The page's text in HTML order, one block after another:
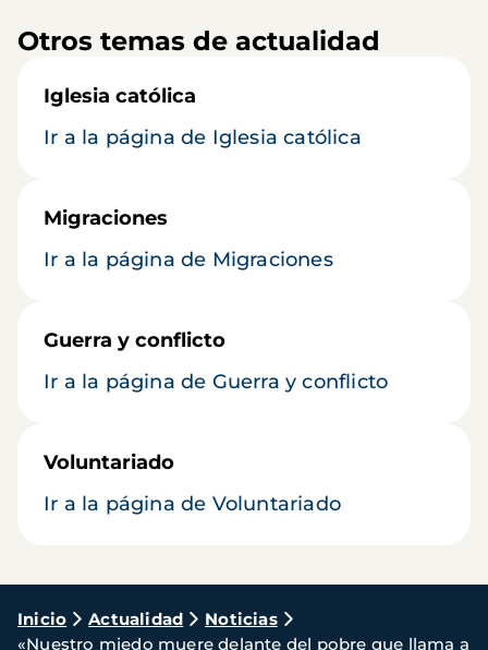
Otros temas de actualidad
Iglesia católica
Ir a la página de Iglesia católica
Migraciones
Ir a la página de Migraciones
Guerra y conflicto
Ir a la página de Guerra y conflicto
Voluntariado
Ir a la página de Voluntariado
Ruta
Inicio Actualidad
Noticias
«Nuestro miedo muere delante del pobre que llama a